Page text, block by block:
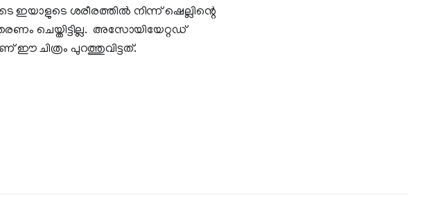
ഇയാളുടെ ശരീരത്തില്‍ നിന്ന് ഷെല്ലിന്റെ
ചെയ്തിട്ടില്ല. അസോയിയേറ്റഡ്
ഈ ചിത്രം പുറത്തുവിട്ടത്.